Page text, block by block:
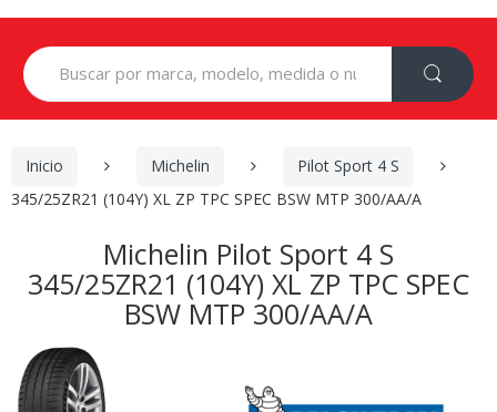
Search
for:
Inicio Michelin
Pilot Sport 4 S
345/25ZR21 (104Y) XL ZP TPC SPEC BSW MTP 300/AA/A
Michelin Pilot Sport 4 S
345/25ZR21 (104Y) XL ZP TPC SPEC
BSW MTP 300/AA/A